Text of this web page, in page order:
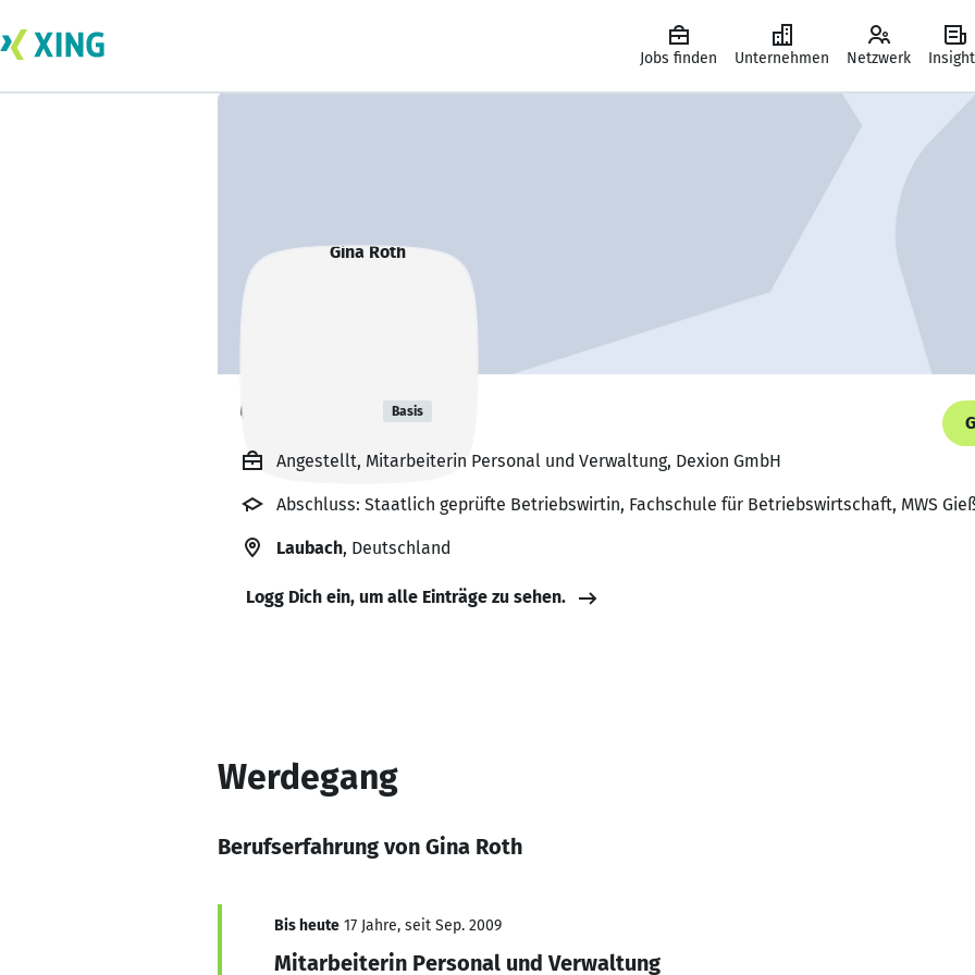
Jobs finden Unternehmen Netzwerk
Gina Roth Basis
Angestellt, Mitarbeiterin Personal und Verwaltung, Dexion GmbH
Abschluss: Staatlich geprüfte Betriebswirtin, Fachschule für Betriebswirtschaft, MWS
Laubach, Deutschland
Logg Dich ein, um alle Einträge zu sehen.
Werdegang
Berufserfahrung von Gina Roth
Bis heute 17 Jahre, seit Sep. 2009
Mitarbeiterin Personal und Verwaltung